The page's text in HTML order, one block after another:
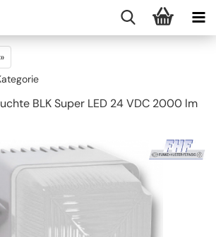
BLK Super LED 24 VDC 2000 lm